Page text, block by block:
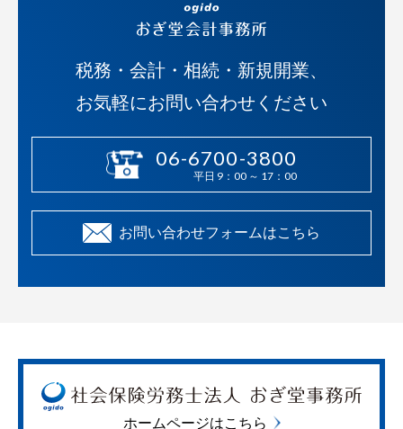
税務・会計・相続・新規開業、
お気軽にお問い合わせください
06-6700-3800
平日 9：00 ～ 17：00
お問い合わせフォームはこちら
ホームページはこちら